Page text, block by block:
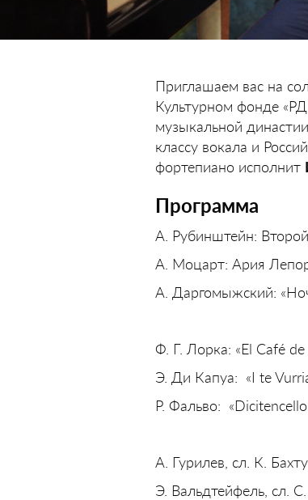
Приглашаем вас на
Культурном фонде
музыкальной
классу вокала и
фортепиано исполнит
Программа
А. Рубинштейн:
А. Моцарт: Ария
А. Даргомыжский:
Ф. Г. Лорка: «El Café de
Э. Ди Капуа: «I te
Р. Фальво:
А. Гурилев, сл. К.
Э. Вальдтейфель, сл.